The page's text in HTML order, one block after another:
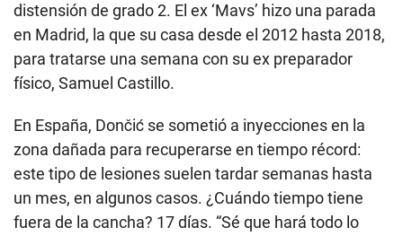
distensión de grado 2. El ex ‘Mavs’ hizo una parada
en Madrid, la que su casa desde el 2012 hasta 2018,
para tratarse una semana con su ex preparador
físico, Samuel Castillo.
En España, Dončić se sometió a inyecciones en la
zona dañada para recuperarse en tiempo récord:
este tipo de lesiones suelen tardar semanas hasta
un mes, en algunos casos. ¿Cuándo tiempo tiene
fuera de la cancha? 17 días. “Sé que hará todo lo